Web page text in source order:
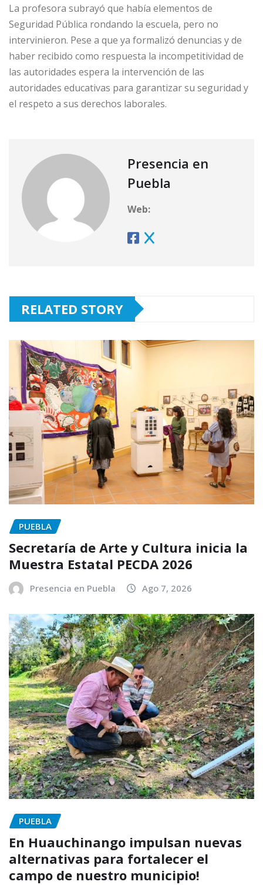
La profesora subrayó que había elementos de
Seguridad Pública rondando la escuela, pero no
intervinieron. Pese a que ya formalizó denuncias y de
haber recibido como respuesta la incompetitividad de
las autoridades espera la intervención de las
autoridades educativas para garantizar su seguridad y
el respeto a sus derechos laborales.
Presencia en
Puebla
Web:
RELATED STORY
PUEBLA
Secretaría de Arte y Cultura inicia la
Muestra Estatal PECDA 2026
Presencia en Puebla Ago 7, 2026
PUEBLA
En Huauchinango impulsan nuevas
alternativas para fortalecer el
campo de nuestro municipio!